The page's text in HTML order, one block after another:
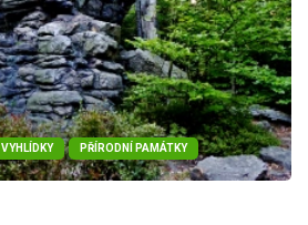
VYHLÍDKY PŘÍRODNÍ PAMÁTKY